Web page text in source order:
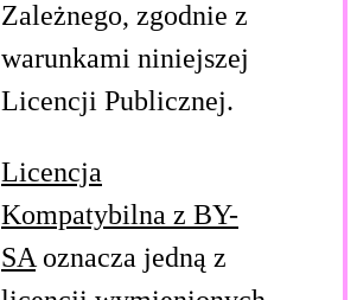
Zależnego, zgodnie z
warunkami niniejszej
Licencji Publicznej.
Licencja
Kompatybilna z BY-
SA oznacza jedną z